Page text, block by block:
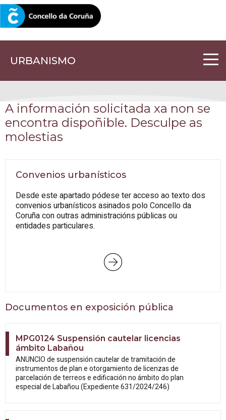
URBANISMO
CORUNA.GAL
A información solicitada xa non se
encontra dispoñible. Desculpe as
molestias
Convenios urbanísticos
Desde este apartado pódese ter acceso ao texto dos
convenios urbanísticos asinados polo Concello da
Coruña con outras administracións públicas ou
entidades particulares.
Documentos en exposición pública
MPG0124 Suspensión cautelar licencias
ámbito Labañou
ANUNCIO de suspensión cautelar de tramitación de
instrumentos de plan e otorgamiento de licenzas de
parcelación de terreos e edificación no ámbito do plan
especial de Labañou (Expediente 631/2024/246)